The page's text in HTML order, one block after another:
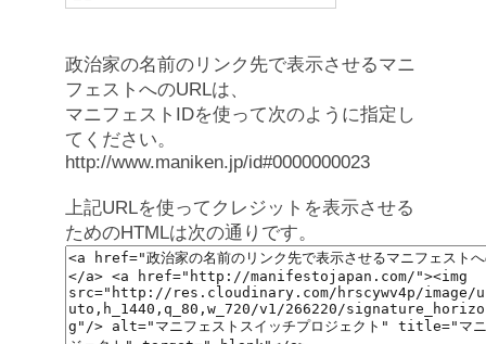
政治家の名前のリンク先で表示させるマニ
フェストへのURLは、
マニフェストIDを使って次のように指定し
てください。
http://www.maniken.jp/id#0000000023
上記URLを使ってクレジットを表示させる
ためのHTMLは次の通りです。